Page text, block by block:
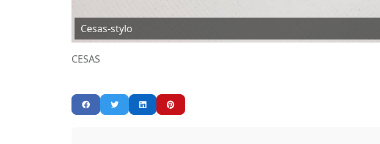
Cesas-stylo
CESAS